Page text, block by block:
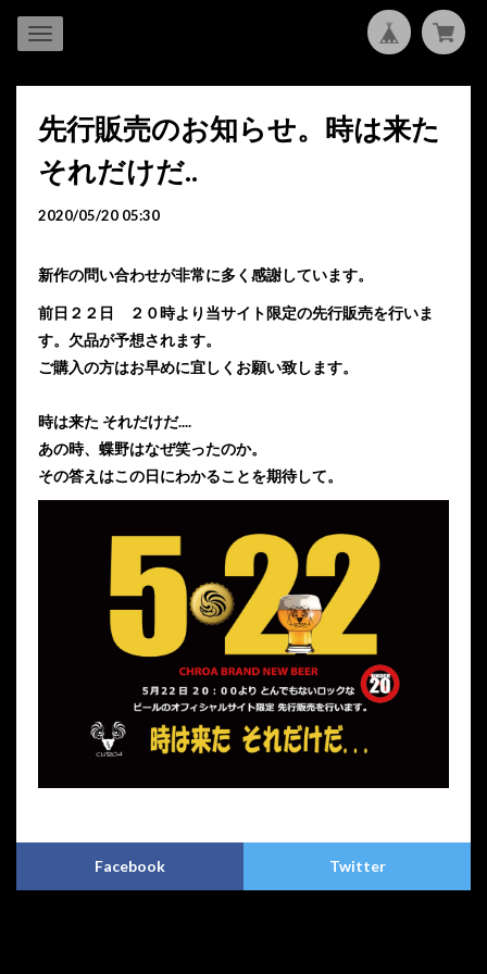
先行販売のお知らせ。時は来た
それだけだ..
2020/05/20 05:30
新作の問い合わせが非常に多く感謝しています。
前日２２日 ２０時より当サイト限定の先行販売を行いま
す。 欠品が予想されます。
ご購入の方はお早めに宜しくお願い致します。
時は来た それだけだ....
あの時、蝶野はなぜ笑ったのか。
その答えはこの日にわかることを期待して。